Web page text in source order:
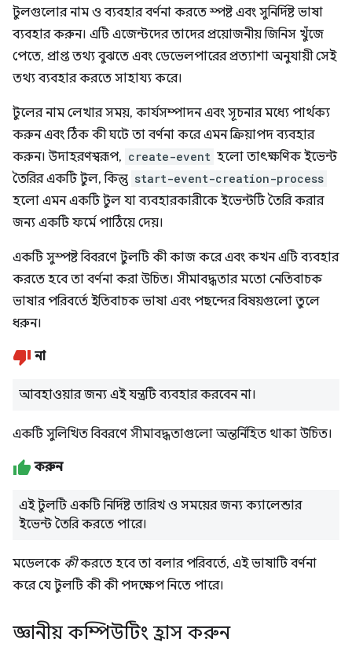
টুলগুলোর নাম ও ব্যবহার বর্ণনা করতে স্পষ্ট এবং সুনির্দিষ্ট ভাষা
ব্যবহার করুন। এটি এজেন্টদের তাদের প্রয়োজনীয় জিনিস খুঁজে
পেতে, প্রাপ্ত তথ্য বুঝতে এবং ডেভেলপারের প্রত্যাশা অনুযায়ী সেই
তথ্য ব্যবহার করতে সাহায্য করে।
টুলের নাম লেখার সময়, কার্যসম্পাদন এবং সূচনার মধ্যে পার্থক্য
করুন এবং ঠিক কী ঘটে তা বর্ণনা করে এমন ক্রিয়াপদ ব্যবহার
করুন। উদাহরণস্বরূপ, create-event হলো তাৎক্ষণিক ইভেন্ট
তৈরির একটি টুল, কিন্তু start-event-creation-process
হলো এমন একটি টুল যা ব্যবহারকারীকে ইভেন্টটি তৈরি করার
জন্য একটি ফর্মে পাঠিয়ে দেয়।
একটি সুস্পষ্ট বিবরণে টুলটি কী কাজ করে এবং কখন এটি ব্যবহার
করতে হবে তা বর্ণনা করা উচিত। সীমাবদ্ধতার মতো নেতিবাচক
ভাষার পরিবর্তে ইতিবাচক ভাষা এবং পছন্দের বিষয়গুলো তুলে
ধরুন।
না
আবহাওয়ার জন্য এই যন্ত্রটি ব্যবহার করবেন না।
একটি সুলিখিত বিবরণে সীমাবদ্ধতাগুলো অন্তর্নিহিত থাকা উচিত।
করুন
এই টুলটি একটি নির্দিষ্ট তারিখ ও সময়ের জন্য ক্যালেন্ডার
ইভেন্ট তৈরি করতে পারে।
মডেলকে কীকরতে হবে তা বলার পরিবর্তে, এই ভাষাটি বর্ণনা
করে যে টুলটি কী কী পদক্ষেপ নিতে পারে।
জ্ঞানীয় কম্পিউটিং হ্রাস করুন